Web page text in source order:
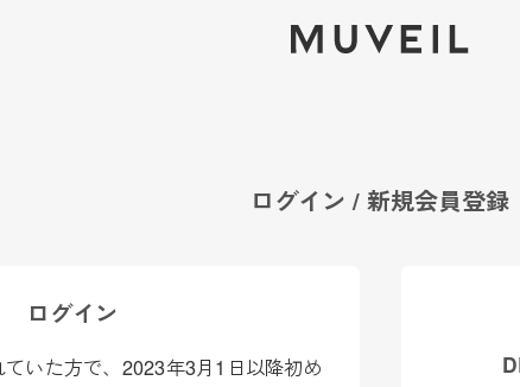
2026 AUTUMN WINTER COLLECTION
ログイン / 新規会員登録
ログイン
いた方で、2023年3月1日以降初め